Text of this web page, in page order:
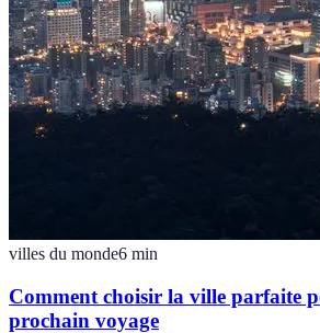
villes du monde6 min
Comment choisir la ville parfaite
prochain voyage